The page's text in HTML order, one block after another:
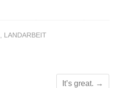
LANDARBEIT
It’s great. →